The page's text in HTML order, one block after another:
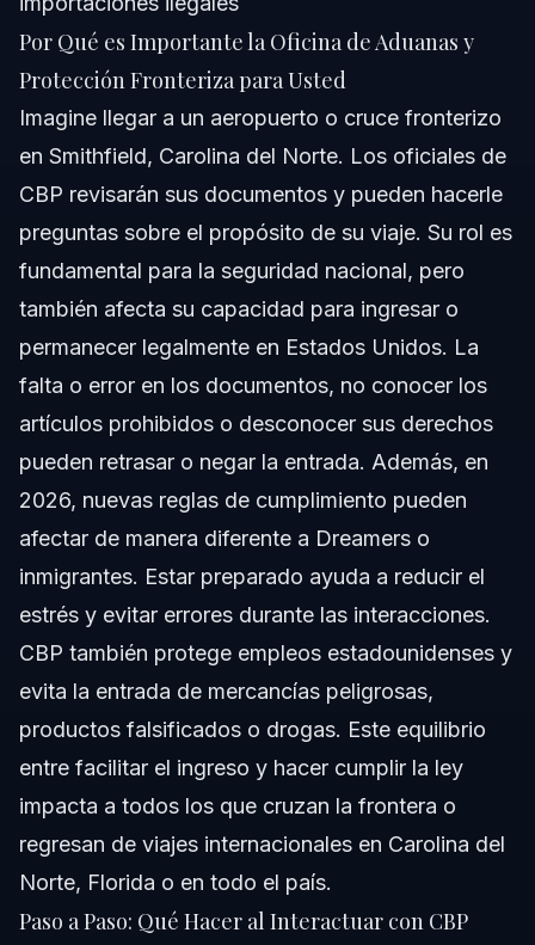
Por Qué es Importante la Oficina de Aduanas y
Protección Fronteriza para Usted
Imagine llegar a un aeropuerto o cruce fronterizo
en Smithfield, Carolina del Norte. Los oficiales de
CBP revisarán sus documentos y pueden hacerle
preguntas sobre el propósito de su viaje. Su rol es
fundamental para la seguridad nacional, pero
también afecta su capacidad para ingresar o
permanecer legalmente en Estados Unidos. La
falta o error en los documentos, no conocer los
artículos prohibidos o desconocer sus derechos
pueden retrasar o negar la entrada. Además, en
2026, nuevas reglas de cumplimiento pueden
afectar de manera diferente a Dreamers o
inmigrantes. Estar preparado ayuda a reducir el
estrés y evitar errores durante las interacciones.
CBP también protege empleos estadounidenses y
evita la entrada de mercancías peligrosas,
productos falsificados o drogas. Este equilibrio
entre facilitar el ingreso y hacer cumplir la ley
impacta a todos los que cruzan la frontera o
regresan de viajes internacionales en Carolina del
Norte, Florida o en todo el país.
Paso a Paso: Qué Hacer al Interactuar con CBP